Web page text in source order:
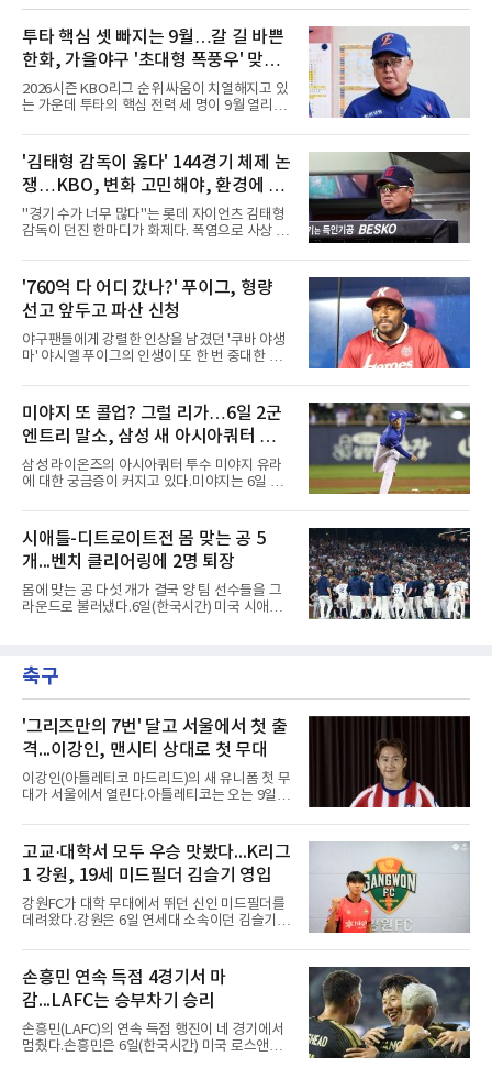
투타 핵심 셋 빠지는 9월…갈 길 바쁜
한화, 가을야구 '초대형 폭풍우' 맞는
다?
2026시즌 KBO리그 순위 싸움이 치열해지고 있
는 가운데 투타의 핵심 전력 세 명이 9월 열리는
화 이글스에 거센 폭풍우가 강타할 것으로 보인
다.이번 아시안게임 한국 야구대표팀에 타선의
중심인 거포 노시환과 문현빈이 승선한 데 이어,
대만 야구협회의 최종 엔트리 발표를 통해 아시
아 쿼터 최고의 히트작이자 선발진의 중추인 좌
완 에이스 왕옌청까지 차출이 확정되었다. 팀 공
격의 핵과 마운드의 핵심 자원들이 단 한꺼번에
리그의 최종 순위와 포스트시즌 진출 팀이 판가
름 나는 가장 잔인하고도 중
'김태형 감독이 옳다' 144경기 체제 논
쟁…KBO, 변화 고민해야, 환경에 맞
는 경기 수가 바람직
"경기 수가 너무 많다"는 롯데 자이언츠 김태형
감독이 던진 한마디가 화제다. 폭염으로 사상 초
독은 단순히 더위를 이야기하지 않았다. 우천,
폭염, 부상 등 변수가 늘어나는 현실에서 현재
팀당 144경기 체제가 과연 지속 가능한지 질문
을 던졌다.물론 144경기가 세계적으로 특별히
많은 숫자는 아니다. 메이저리그는 팀당 162경
기, 일본프로야구도 143~144경기를 치른다. 숫
자만 놓고 보면 KBO가 유난히 혹사 구조라고 말
비교하기 어려울 정도로 폭염이 길어지고 강해
지고 있다. 여기에 장마, 이
'760억 다 어디 갔나?' 푸이그, 형량
선고 앞두고 파산 신청
야구팬들에게 강렬한 인상을 남겼던 '쿠바 야생
마' 야시엘 푸이그의 인생이 또 한 번 중대한 갈
거액을 벌었던 푸이그가 연방 사건 선고를 앞두
고 파산보호를 신청했다.푸이그는 최근 미국 플
로리다 파산 법원에 챕터11 파산보호 신청을 냈
다. 챕터11은 기업이나 개인이 채권자들과 협의
를 통해 재정 구조를 재편할 수 있도록 돕는 제도
다.미 매체들에 따르면 푸이그의 자산 규모는
1000만~5000만 달러(약 146억~730억 원), 부
산 내역 등 일부 필수 자료가 빠졌다며 서류 미비
를 지적했다.관심이 쏠리는 이
미야지 또 콜업? 그럴 리가…6일 2군
엔트리 말소, 삼성 새 아시아쿼터 찾았
나
삼성 라이온즈의 아시아쿼터 투수 미야지 유라
에 대한 궁금증이 커지고 있다.미야지는 6일 퓨
으로 2군 엔트리 말소는 1군 등록, 부상 관리, 선
수단 조정 등 여러 의미가 있을 수 있다. 하지만
현재 미야지의 상황을 고려하면 단순한 1군 콜
업 준비로 보기에는 무리가 있어보인다.미야지
는 올 시즌 강력한 구위로 기대를 모았지만, 1군
무대에서는 제구 불안이 반복됐다. 빠른 공이라
는 확실한 장점을 갖고 있음에도 볼넷과 사구가
장 특성상 교체가 쉽지는 않지만, 시즌 후반 순
위 경쟁을 생각하면 불안한
시애틀-디트로이트전 몸 맞는 공 5
개...벤치 클리어링에 2명 퇴장
몸에 맞는 공 다섯 개가 결국 양 팀 선수들을 그
라운드로 불러냈다.6일(한국시간) 미국 시애틀
게이브 스파이어와 댄 윌슨 시애틀 감독이 퇴장
당했다.발단은 선발이었다. 시애틀 브라이언 우
치 보호대에 맞거나 변화구에 발이 스치는 수준
이어서 치명적이지는 않았다.분위기는 그다음에
달라졌다. 우에 이어 등판한 스파이어가 우타자
글라이버 토레스의 몸쪽 빠른 볼로 왼쪽 넓적다
리를 맞혔다. 토레스와 시애틀 포수 칼 롤리가 말
을 주고받자 AJ 힌치 디
축구
'그리즈만의 7번' 달고 서울에서 첫 출
격...이강인, 맨시티 상대로 첫 무대
이강인(아틀레티코 마드리드)의 새 유니폼 첫 무
대가 서울에서 열린다.아틀레티코는 오는 9일
와 2026 쿠팡플레이 시리즈 친선 경기를 치른다.
구단 소집 명단에 이강인이 포함되면서 변수가
없는 한 그의 첫 출격은 서울이 된다.등번호부터
무게가 실렸다. 이강인은 첫 경기부터 7번을 단
다. 2010년대 팀의 전성기를 이끈 앙투안 그리즈
만이 달았던 번호다.합류 과정은 순탄치 않았다.
스페인으로 건너가려던 그는 병역 특례 행정 절
짧게 호흡을 맞춰 경기에 나선다.역할도 관심사
다. 유려한 탈압박과
고교·대학서 모두 우승 맛봤다...K리그
1 강원, 19세 미드필더 김슬기 영입
강원FC가 대학 무대에서 뛰던 신인 미드필더를
데려왔다.강원은 6일 연세대 소속이던 김슬기
조건을 갖췄다.이력은 우승으로 채워져 있다. 수
원고 시절 주축으로 활약하며 지난해 전국고등
리그와 추계전국고등대회 우승에 기여했고, 올
해 연세대 진학 후에는 춘계한산대첩기대학대회
정상에 올랐다. 2024년에는 17세 이하(U-17) 대
표팀 훈련에도 소집됐다.김슬기는 입단하게 돼
기쁘고 영광이라며 프로 무대에서도 성장해 팀
손흥민 연속 득점 4경기서 마
감...LAFC는 승부차기 승리
손흥민(LAFC)의 연속 득점 행진이 네 경기에서
멈췄다.손흥민은 6일(한국시간) 미국 로스앤젤